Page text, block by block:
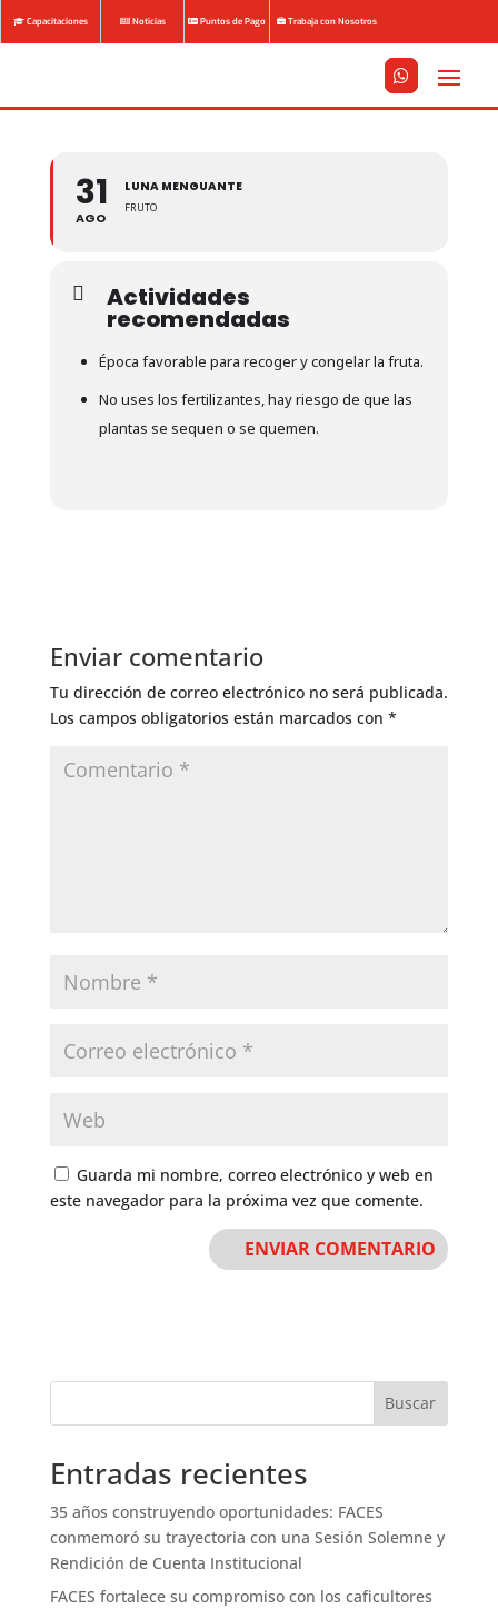
Capacitaciones Noticias Puntos de Pago Trabaja con Nosotros



31
AGO
LUNA MENGUANTE
FRUTO
Actividades
recomendadas
Época favorable para recoger y congelar la fruta.
No uses los fertilizantes, hay riesgo de que las
plantas se sequen o se quemen.
Enviar comentario
Tu dirección de correo electrónico no será publicada.
Los campos obligatorios están marcados con *
Guarda mi nombre, correo electrónico y web en
este navegador para la próxima vez que comente.
Buscar
Entradas recientes
35 años construyendo oportunidades: FACES
conmemoró su trayectoria con una Sesión Solemne y
Rendición de Cuenta Institucional
FACES fortalece su compromiso con los caficultores